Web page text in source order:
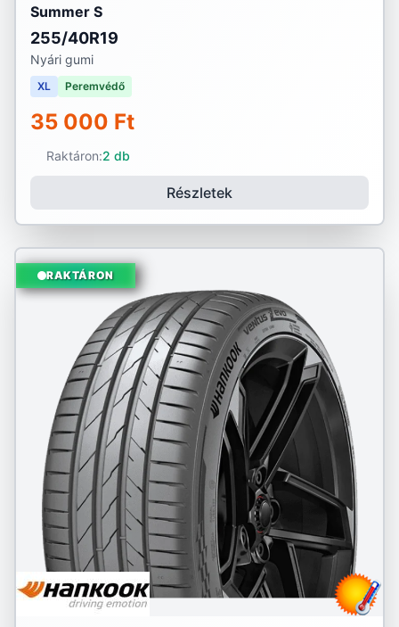
Summer S
255/40R19
Nyári gumi
XL Peremvédő
35 000 Ft
Raktáron:2 db
Részletek
RAKTÁRON